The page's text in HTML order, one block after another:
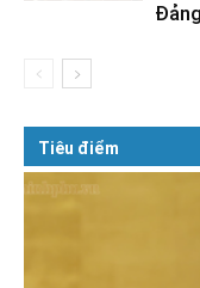
Tiêu điểm